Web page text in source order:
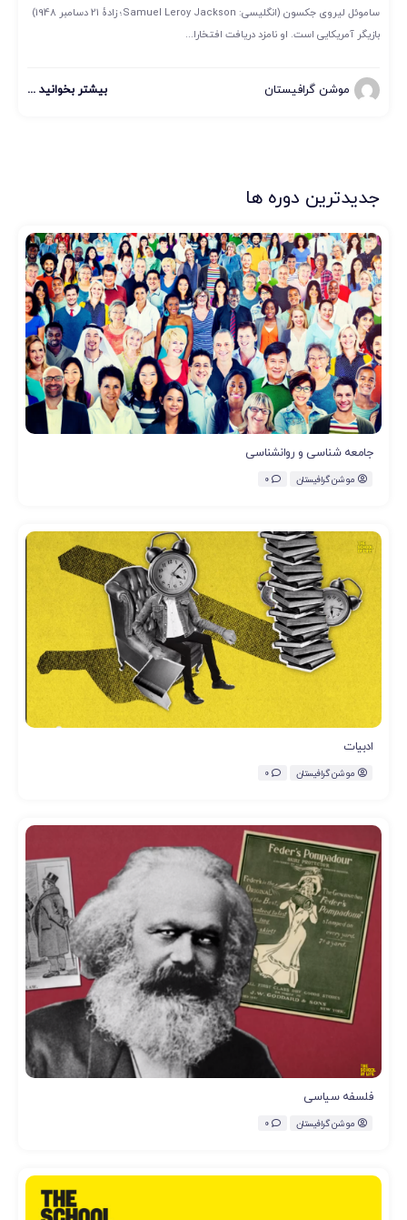
ساموئل لیروی جکسون (انگلیسی: Samuel Leroy Jackson؛ زادهٔ 21 دسامبر 1948)
بازیگر آمریکایی است. او نامزد دریافت افتخارا...
موشن گرافیستان بیشتر بخوانید ...
جدیدترین دوره ها
جامعه شناسی و روانشناسی
موشن گرافیستان 0
ادبیات
موشن گرافیستان 0
فلسفه سیاسی
موشن گرافیستان 0